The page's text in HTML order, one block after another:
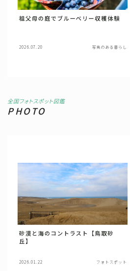
祖父母の庭でブルーベリー収穫体験
2026.07.20 写真のある暮らし
全国フォトスポット図鑑
PHOTO
砂漠と海のコントラスト【鳥取砂
丘】
2026.01.22 フォトスポット